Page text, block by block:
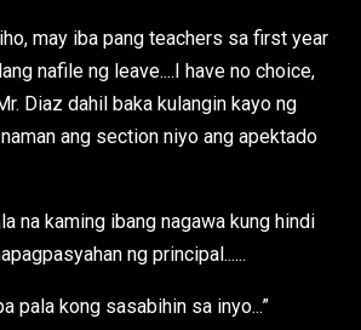
may iba pang teachers sa first year
nafile ng leave....I have no choice,
Diaz dahil baka kulangin kayo ng
ang section niyo ang apektado
na kaming ibang nagawa kung hindi
ng principal......
pala kong sasabihin sa inyo...”